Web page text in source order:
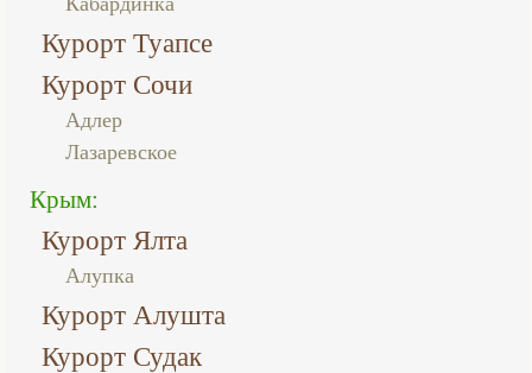
Курорт Туапсе
Курорт Сочи
Адлер
Лазаревское
Крым:
Курорт Ялта
Алупка
Курорт Алушта
Курорт Судак